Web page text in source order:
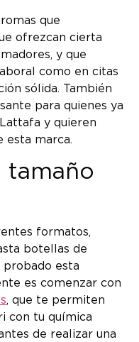
que
ofrezcan cierta
y que
como en citas
sólida. También
para quienes ya
y quieren
esta marca.
tamaño
formatos,
botellas de
probado esta
es comenzar con
, que te permiten
con tu química
de realizar una